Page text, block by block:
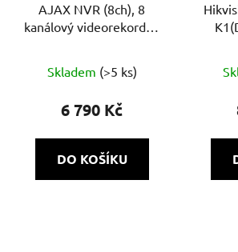
AJAX NVR (8ch), 8
kanálový videorekordér,
hodnocení
produktu
z
Skladem (>5 ks)
6 790 Kč
DO KOŠÍKU